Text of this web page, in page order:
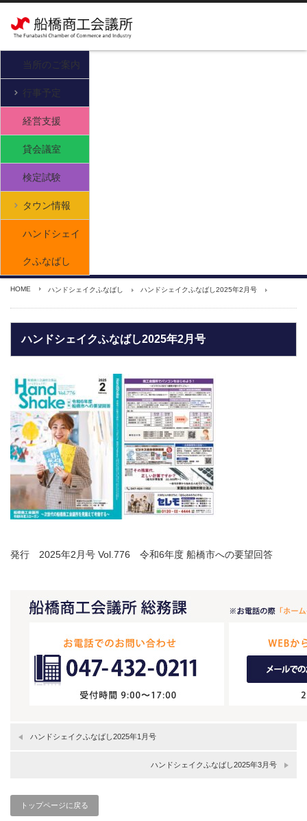
当所のご案内
行事予定
経営支援
貸会議室
検定試験
タウン情報
ハンドシェイ
クふなばし
HOME ハンドシェイクふなばし ハンドシェイクふなばし2025年2月号
ハンドシェイクふなばし2025年2月号
発行 2025年2月号 Vol.776 令和6年度 船橋市への要望回答
ハンドシェイクふなばし2025年1月号
ハンドシェイクふなばし2025年3月号
トップページに戻る